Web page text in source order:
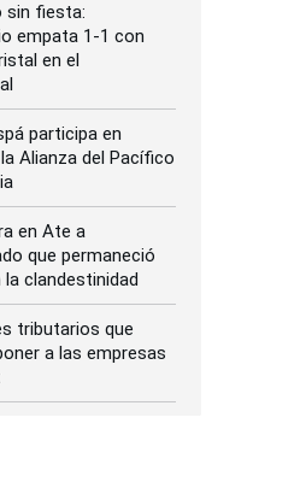
sin fiesta:
empata 1-1 con
en el
participa en
Alianza del Pacífico
en Ate a
que permaneció
la clandestinidad
tributarios que
a las empresas